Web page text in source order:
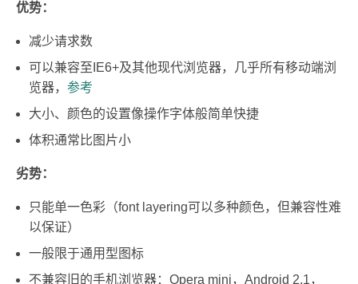
优势：
减少请求数
可以兼容至IE6+及其他现代浏览器，几乎所有移动端浏
览器， 参考
大小、颜色的设置像操作字体般简单快捷
体积通常比图片小
劣势：
只能单一色彩（font layering可以多种颜色，但兼容性难
以保证）
一般限于通用型图标
不兼容旧的手机浏览器：Opera mini，Android 2.1，